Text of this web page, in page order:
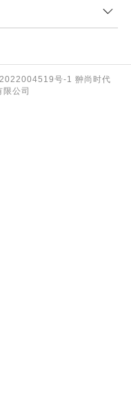
号-1 翀尚时代
限公司